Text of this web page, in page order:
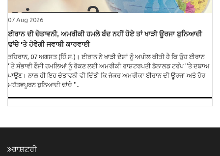
07 Aug 2026
ਈਰਾਨ ਦੀ ਚੇਤਾਵਨੀ, ਅਮਰੀਕੀ ਹਮਲੇ ਬੰਦ ਨਹੀਂ ਹੋਏ ਤਾਂ ਖਾੜੀ ਊਰਜਾ ਬੁਨਿਆਦੀ
ਢਾਂਚੇ 'ਤੇ ਹੋਵੇਗੀ ਜਵਾਬੀ ਕਾਰਵਾਈ
ਤਹਿਰਾਨ, 07 ਅਗਸਤ (ਹਿੰ.ਸ.)। ਈਰਾਨ ਨੇ ਖਾੜੀ ਦੇਸ਼ਾਂ ਨੂੰ ਅਪੀਲ ਕੀਤੀ ਹੈ ਕਿ ਉਹ ਈਰਾਨ
''ਤੇ ਸੰਭਾਵੀ ਫੌਜੀ ਹਮਲਿਆਂ ਨੂੰ ਰੋਕਣ ਲਈ ਅਮਰੀਕੀ ਰਾਸ਼ਟਰਪਤੀ ਡੋਨਾਲਡ ਟਰੰਪ ''ਤੇ ਦਬਾਅ
ਪਾਉਣ। ਨਾਲ ਹੀ ਇਹ ਚੇਤਾਵਨੀ ਵੀ ਦਿੱਤੀ ਕਿ ਜੇਕਰ ਅਮਰੀਕਾ ਈਰਾਨ ਦੀ ਊਰਜਾ ਅਤੇ ਹੋਰ
ਮਹੱਤਵਪੂਰਨ ਬੁਨਿਆਦੀ ਢਾਂਚੇ ''..
ਰਾਸ਼ਟਰੀ